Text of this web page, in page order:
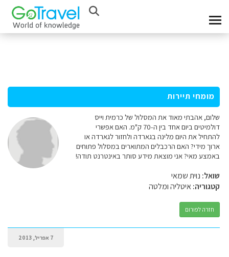
מומחי תיירות
שלום, אהבתי מאוד את המסלול של כרמית וייס
דולמיטים ביום אחד בין ה-70 ק"מ. האם אפשרי
להתחיל את היום מלינה בגארדה ולחזור לגארדה או
ארוך מידי? האם הרכבלים המתוארים במסלול פתוחים
באמצע מאי? אני מוצאת מידע סותר באינטרנט תודה!
שואל: נוית שמאי
קטגוריה:איטליה ומלטה
חזרה לפורום
7 אפריל, 2013